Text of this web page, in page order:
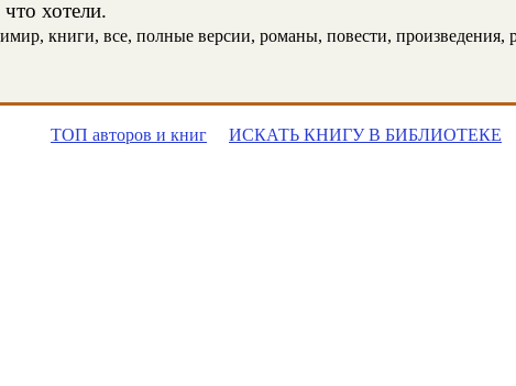
хотели.
книги, все, полные версии, романы, повести, произведения,
ТОП авторов и книг ИСКАТЬ КНИГУ В БИБЛИОТЕКЕ